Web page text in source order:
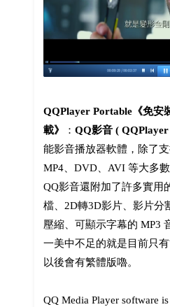
QQPlayer Portable《免安
載》
： QQ影音 (
能影音播放器軟體，除了支
MP4、DVD、AVI 等大多
QQ影音還附加了許多實用
檔、2D轉3D影片、影片分
壓縮、可顯示字幕的 MP3
一美中不足的就是目前只
以後會有繁體版嚕。
QQ Media Player software